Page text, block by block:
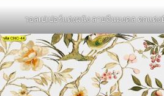
วอลเปเปอร์แต่งผนัง ลายจีนมงคล ตกแต่